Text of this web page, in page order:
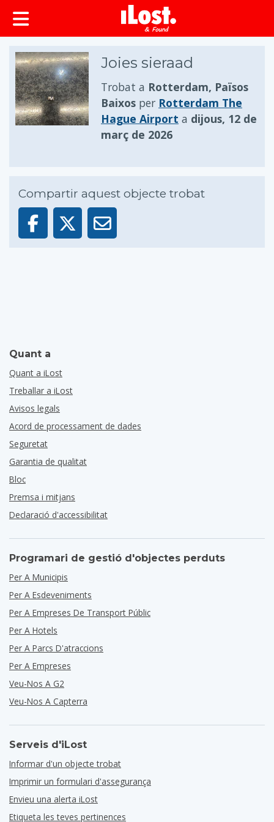
principal
Joies sieraad
Trobat a Rotterdam, Països
Baixos per Rotterdam The
Hague Airport a dijous, 12 de
març de 2026
Compartir aquest objecte trobat
Quant a
Quant a iLost
Treballar a iLost
Avisos legals
Acord de processament de dades
Seguretat
Garantia de qualitat
Bloc
Premsa i mitjans
Declaració d'accessibilitat
Programari de gestió d'objectes perduts
Per A Municipis
Per A Esdeveniments
Per A Empreses De Transport Públic
Per A Hotels
Per A Parcs D'atraccions
Per A Empreses
Veu-Nos A G2
Veu-Nos A Capterra
Serveis d'iLost
Informar d'un objecte trobat
Imprimir un formulari d'assegurança
Envieu una alerta iLost
Etiqueta les teves pertinences